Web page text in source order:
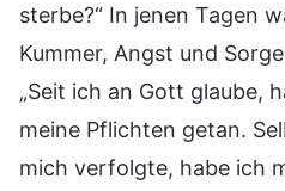
sterbe?“ In jenen Tagen
Kummer, Angst und
„Seit ich an Gott glaube,
meine Pflichten getan.
mich verfolgte, habe ich